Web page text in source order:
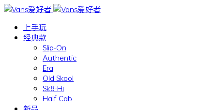
上手玩
经典款
Slip-On
Authentic
Era
Old Skool
Sk8-Hi
Half Cab